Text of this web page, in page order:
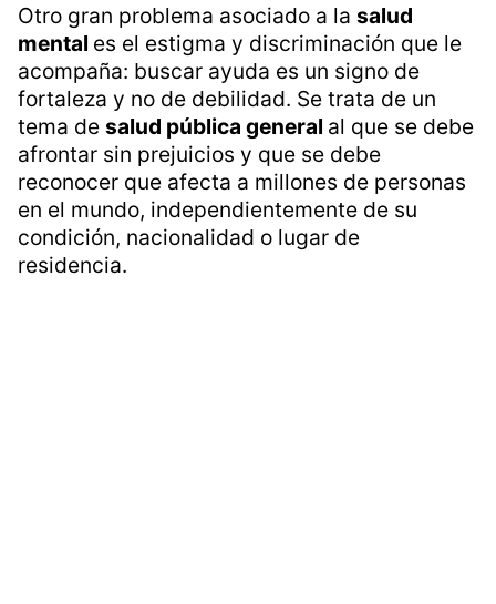
Otro gran problema asociado a la salud
mental es el estigma y discriminación que le
acompaña: buscar ayuda es un signo de
fortaleza y no de debilidad. Se trata de un
tema de salud pública general al que se debe
afrontar sin prejuicios y que se debe
reconocer que afecta a millones de personas
en el mundo, independientemente de su
condición, nacionalidad o lugar de
residencia.